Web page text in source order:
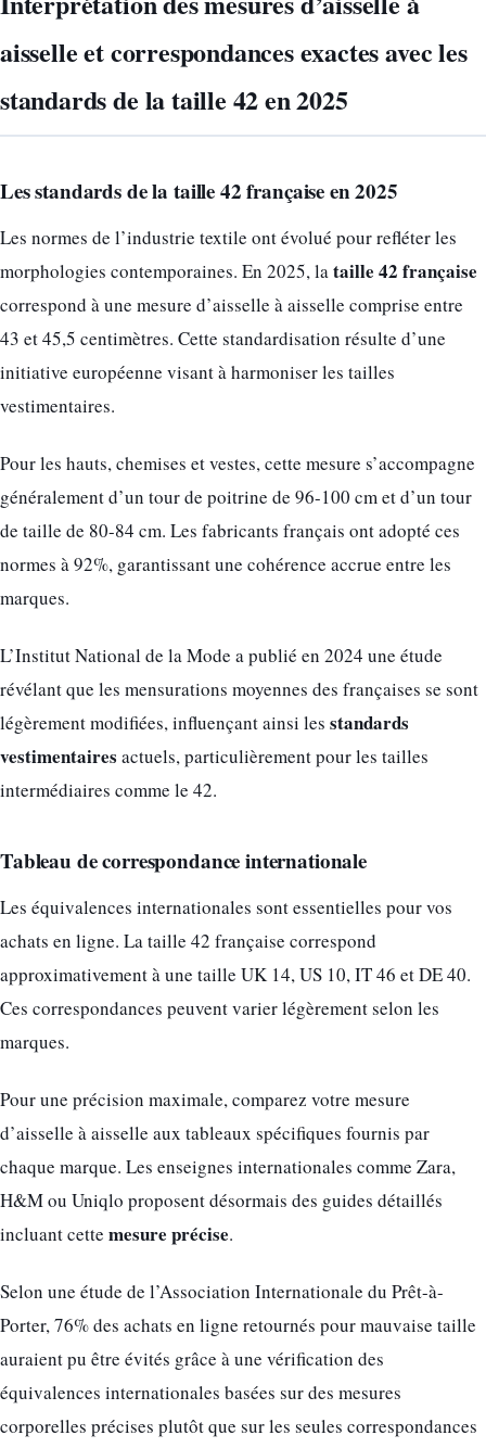
aisselle et correspondances exactes avec les
standards de la taille 42 en 2025
Les standards de la taille 42 française en 2025
Les normes de l’industrie textile ont évolué pour refléter les
morphologies contemporaines. En 2025, la taille 42 française
correspond à une mesure d’aisselle à aisselle comprise entre
43 et 45,5 centimètres. Cette standardisation résulte d’une
initiative européenne visant à harmoniser les tailles
vestimentaires.
Pour les hauts, chemises et vestes, cette mesure s’accompagne
généralement d’un tour de poitrine de 96-100 cm et d’un tour
de taille de 80-84 cm. Les fabricants français ont adopté ces
normes à 92%, garantissant une cohérence accrue entre les
marques.
L’Institut National de la Mode a publié en 2024 une étude
révélant que les mensurations moyennes des françaises se sont
légèrement modifiées, influençant ainsi les standards
vestimentaires actuels, particulièrement pour les tailles
intermédiaires comme le 42.
Tableau de correspondance internationale
Les équivalences internationales sont essentielles pour vos
achats en ligne. La taille 42 française correspond
approximativement à une taille UK 14, US 10, IT 46 et DE 40.
Ces correspondances peuvent varier légèrement selon les
marques.
Pour une précision maximale, comparez votre mesure
d’aisselle à aisselle aux tableaux spécifiques fournis par
chaque marque. Les enseignes internationales comme Zara,
H&M ou Uniqlo proposent désormais des guides détaillés
incluant cette mesure précise.
Selon une étude de l’Association Internationale du Prêt-à-
Porter, 76% des achats en ligne retournés pour mauvaise taille
auraient pu être évités grâce à une vérification des
équivalences internationales basées sur des mesures
corporelles précises plutôt que sur les seules correspondances